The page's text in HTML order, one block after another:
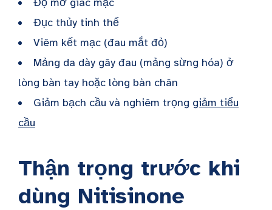
Đục thủy tinh thể
Viêm kết mạc (đau mắt đỏ)
Mảng da dày gây đau (mảng sừng hóa) ở
lòng bàn tay hoặc lòng bàn chân
Giảm bạch cầu và nghiêm trọng giảm tiểu
cầu
Thận trọng trước khi
dùng Nitisinone